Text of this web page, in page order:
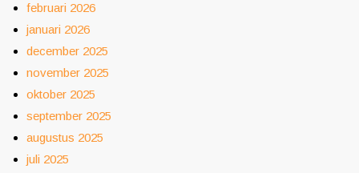
februari 2026
januari 2026
december 2025
november 2025
oktober 2025
september 2025
augustus 2025
juli 2025